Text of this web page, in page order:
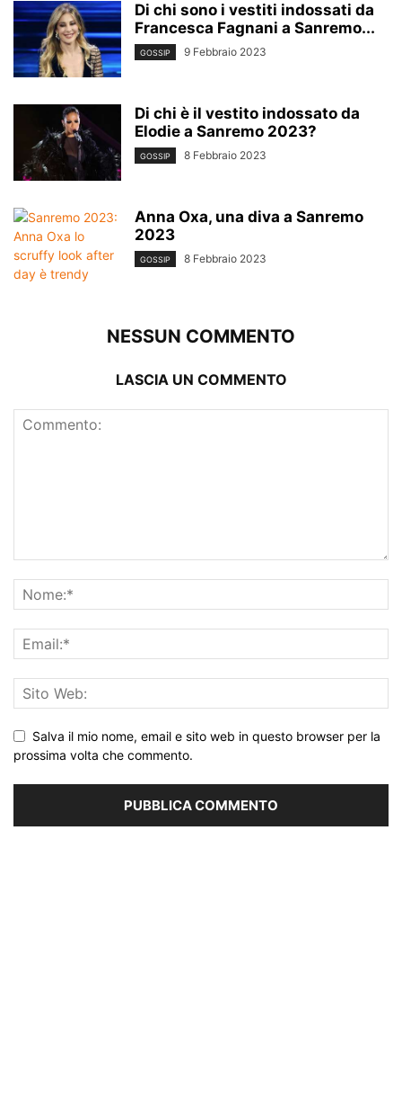
Di chi sono i vestiti indossati da
Francesca Fagnani a Sanremo...
GOSSIP 9 Febbraio 2023
Di chi è il vestito indossato da
Elodie a Sanremo 2023?
GOSSIP 8 Febbraio 2023
Anna Oxa, una diva a Sanremo
2023
GOSSIP 8 Febbraio 2023
NESSUN COMMENTO
LASCIA UN COMMENTO
Salva il mio nome, email e sito web in questo browser per la
prossima volta che commento.